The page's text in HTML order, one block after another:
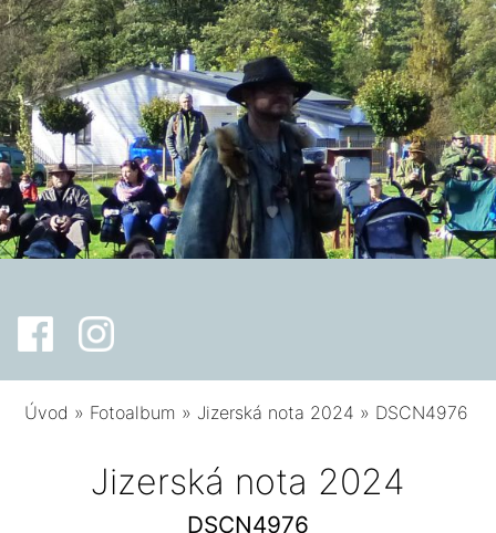
Úvod » Fotoalbum » Jizerská nota 2024 » DSCN4976
Jizerská nota 2024
DSCN4976